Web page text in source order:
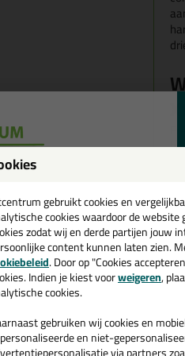
gebruikt cookies en
cookies waardoor de
zodat wij en derde partijen jouw
content kunnen laten zien.
. Door op "Cookies
Indien je kiest voorweigeren,
cookies.
gebruiken wij cookies en
en niet-
💚
en ontvang een
€35,-bij je eerste bestelling!